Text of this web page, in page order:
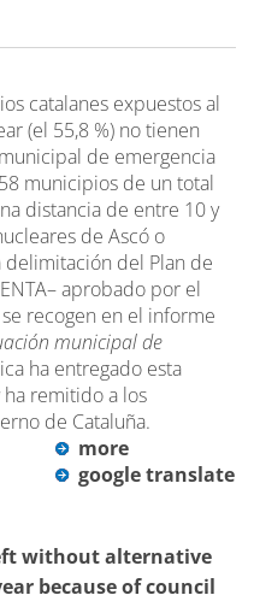
catalanes expuestos al
(el 55,8 %) no tienen
de emergencia
municipios de un total
distancia de entre 10 y
de Ascó o
delimitación del Plan de
aprobado por el
recogen en el informe
municipal de
ha entregado esta
ha remitido a los
de Cataluña.
more
google translate
without alternative
because of council